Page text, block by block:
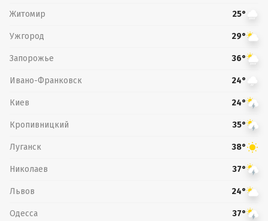
Житомир 25°
Ужгород 29°
Запорожье 36°
Ивано-Франковск 24°
Киев 24°
Кропивницкий 35°
Луганск 38°
Николаев 37°
Львов 24°
Одесса 37°